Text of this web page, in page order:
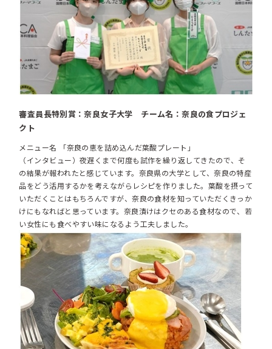
審査員長特別賞：奈良女子大学 チーム名：奈良の食プロジェ
クト
メニュー名 「奈良の恵を詰め込んだ葉酸プレート」
（インタビュー）夜遅くまで何度も試作を繰り返してきたので、そ
の結果が報われたと感じています。奈良県の大学として、奈良の特産
品をどう活用するかを考えながらレシピを作りました。葉酸を摂って
いただくことはもちろんですが、奈良の食材を知っていただくきっか
けにもなればと思っています。奈良漬けはクセのある食材なので、若
い女性にも食べやすい味になるよう工夫しました。